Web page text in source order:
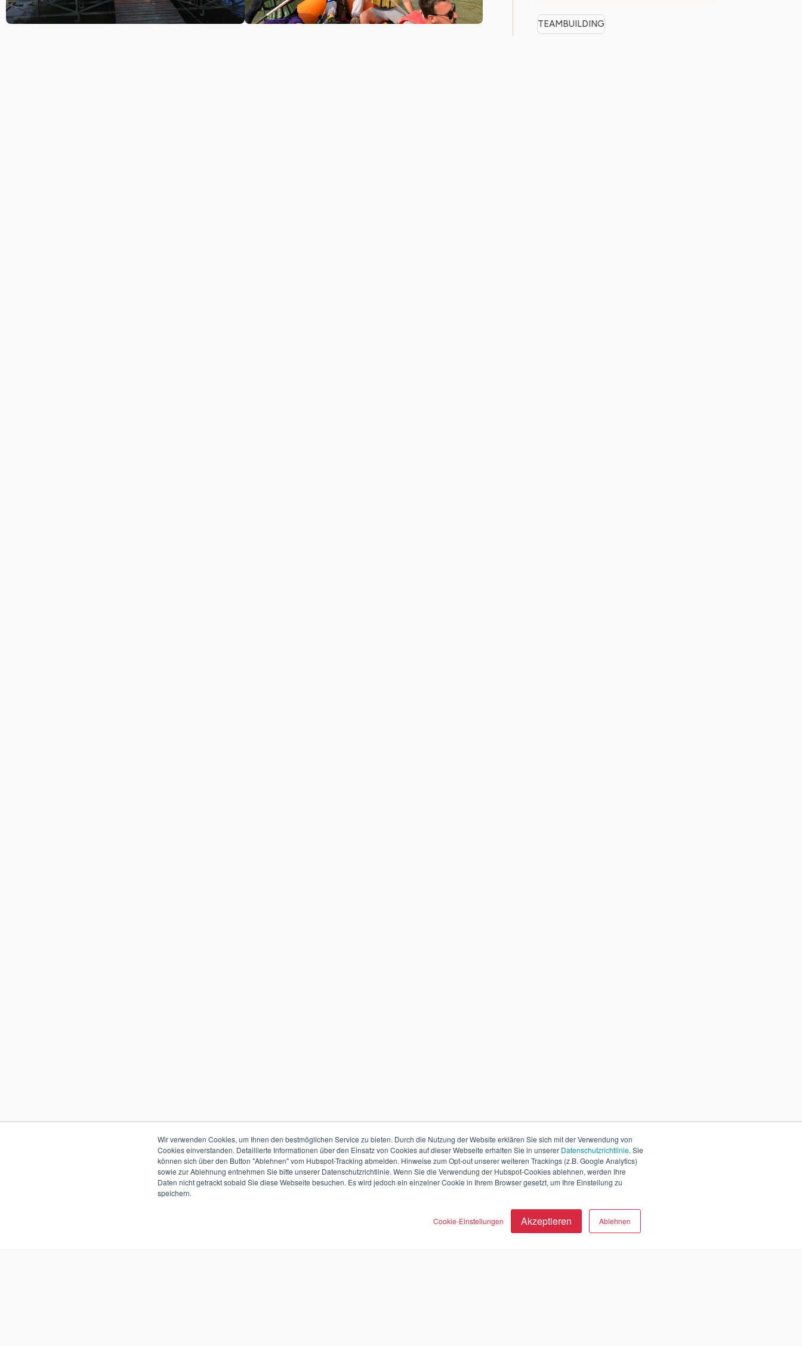
Wir verwenden Cookies, um Ihnen den bestmöglichen Service zu bieten. Durch die Nutzung der Website erklären Sie sich mit der Verwendung von
Cookies einverstanden. Detaillierte Informationen über den Einsatz von Cookies auf dieser Webseite erhalten Sie in unserer Datenschutzrichtlinie. Sie
können sich über den Button "Ablehnen" vom Hubspot-Tracking abmelden. Hinweise zum Opt-out unserer weiteren Trackings (z.B. Google Analytics)
sowie zur Ablehnung entnehmen Sie bitte unserer Datenschutzrichtlinie. Wenn Sie die Verwendung der Hubspot-Cookies ablehnen, werden Ihre
Daten nicht getrackt sobald Sie diese Webseite besuchen. Es wird jedoch ein einzelner Cookie in Ihrem Browser gesetzt, um Ihre Einstellung zu
speichern.
Cookie-Einstellungen Akzeptieren Ablehnen
TEAMBUILDING